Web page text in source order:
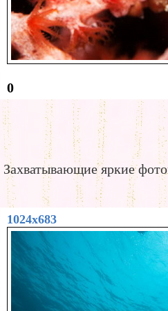
0
Захватывающие яркие
1024x683